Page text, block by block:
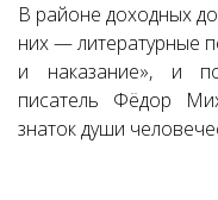
В районе доходных
них — литературные
и наказание», и
писатель Фёдор
знаток души